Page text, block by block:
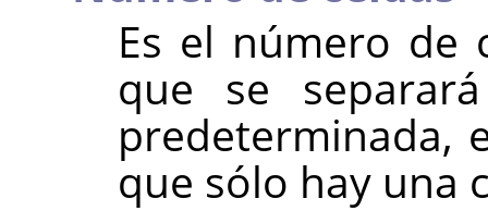
Es el número de
que se
predeterminada,
que sólo hay una